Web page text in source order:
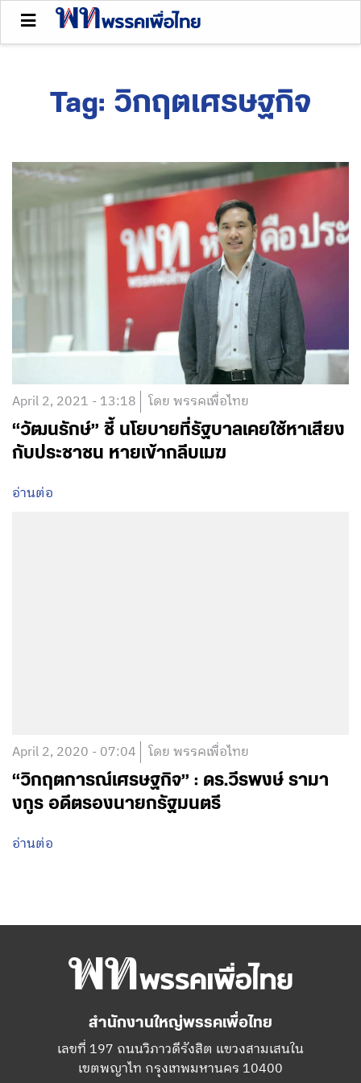
Tag: วิกฤตเศรษฐกิจ
April 2, 2021 - 13:18 โดย พรรคเพื่อไทย
“วัฒนรักษ์” ชี้ นโยบายที่รัฐบาลเคยใช้หาเสียง
กับประชาชน หายเข้ากลีบเมฆ
อ่านต่อ
April 2, 2020 - 07:04 โดย พรรคเพื่อไทย
“วิกฤตการณ์เศรษฐกิจ” : ดร.วีรพงษ์ รามา
งกูร อดีตรองนายกรัฐมนตรี
อ่านต่อ
สำนักงานใหญ่พรรคเพื่อไทย
เลขที่ 197 ถนนวิภาวดีรังสิต แขวงสามเสนใน
เขตพญาไท กรุงเทพมหานคร 10400